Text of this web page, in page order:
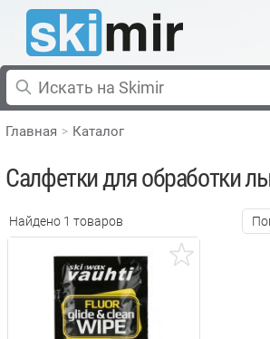
Главная Каталог
Салфетки для обработки
Найдено 1 товаров